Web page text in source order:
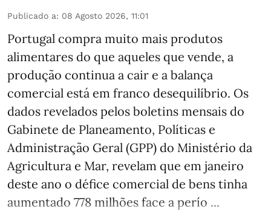
Publicado a: 08 Agosto 2026, 11:01
Portugal compra muito mais produtos
alimentares do que aqueles que vende, a
produção continua a cair e a balança
comercial está em franco desequilíbrio. Os
dados revelados pelos boletins mensais do
Gabinete de Planeamento, Políticas e
Administração Geral (GPP) do Ministério da
Agricultura e Mar, revelam que em janeiro
deste ano o défice comercial de bens tinha
aumentado 778 milhões face a perío ...